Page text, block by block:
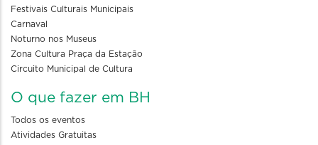
Festivais Culturais Municipais
Carnaval
Noturno nos Museus
Zona Cultura Praça da Estação
Circuito Municipal de Cultura
O que fazer em BH
Todos os eventos
Atividades Gratuitas